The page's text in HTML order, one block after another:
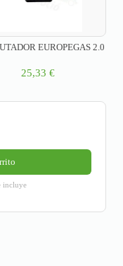
EUROPEGAS 2.0
25,33 €
incluye